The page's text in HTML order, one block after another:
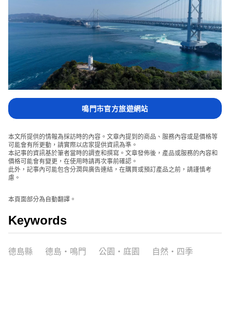
鳴門市官方旅遊網站
本文所提供的情報為採訪時的內容。文章內提到的商品、服務內容或是價格等
可能會有所更動，請實際以店家提供資訊為準。
本記事的資訊基於筆者當時的調查和撰寫。文章發佈後，產品或服務的內容和
價格可能會有變更，在使用時請再次事前確認。
此外，記事內可能包含分潤與廣告連結，在購買或預訂產品之前，請謹慎考
慮。
本頁面部分為自動翻譯。
Keywords
德島縣 德島・鳴門 公園・庭園 自然・四季